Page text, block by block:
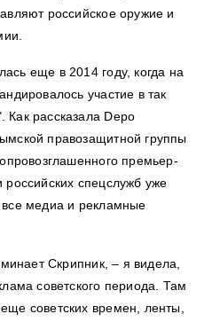
российское оружие и
еще в 2014 году, когда на
участие в так
рассказала Depo
правозащитной группы
премьер-
спецслужб уже
медиа и рекламные
Скрипник, – я видела,
советского периода. Там
советских времен, ленты,